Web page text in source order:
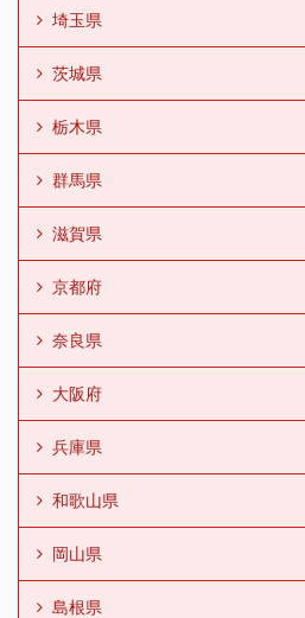
埼玉県
茨城県
栃木県
群馬県
滋賀県
京都府
奈良県
大阪府
兵庫県
和歌山県
岡山県
島根県